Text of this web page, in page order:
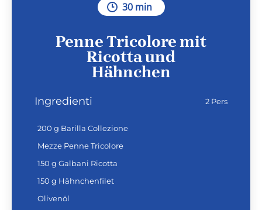
30 min
Penne Tricolore mit
Ricotta und
Hähnchen
Ingredienti 2 Pers
200 g Barilla Collezione
Mezze Penne Tricolore
150 g Galbani Ricotta
150 g Hähnchenfilet
Olivenöl